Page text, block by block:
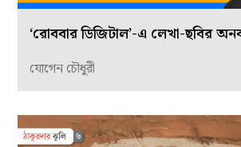
‘রোববার ডিজিটাল’-এ লেখা-ছবির
যোগেন চৌধুরী